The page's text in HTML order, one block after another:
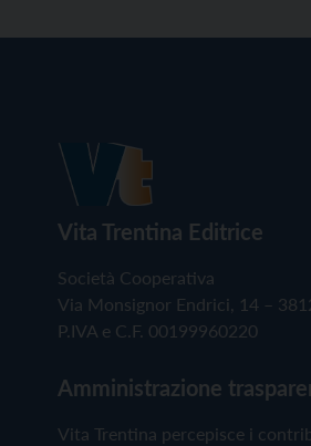
Vita Trentina Editrice
Società Cooperativa
Via Monsignor Endrici, 14 –
P.IVA e C.F. 00199960220
Amministrazione
Vita Trentina percepisce i